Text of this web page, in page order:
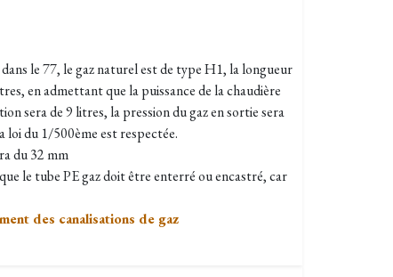
le 77, le gaz naturel est de type H1, la longueur
en admettant que la puissance de la chaudière
sera de 9 litres, la pression du gaz en sortie sera
loi du 1/500ème est respectée.
du 32 mm
le tube PE gaz doit être enterré ou encastré, car
des canalisations de gaz